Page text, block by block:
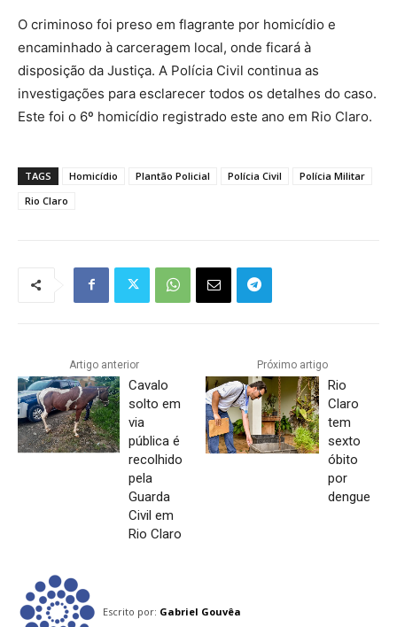
O criminoso foi preso em flagrante por homicídio e
encaminhado à carceragem local, onde ficará à
disposição da Justiça. A Polícia Civil continua as
investigações para esclarecer todos os detalhes do caso.
Este foi o 6º homicídio registrado este ano em Rio Claro.
TAGS Homicídio Plantão Policial Polícia Civil
Polícia Militar
Rio Claro
Artigo anterior
Cavalo
solto em
via
pública é
recolhido
pela
Guarda
Civil em
Rio Claro
Próximo artigo
Rio
Claro
tem
sexto
óbito
por
dengue
Escrito por: Gabriel Gouvêa